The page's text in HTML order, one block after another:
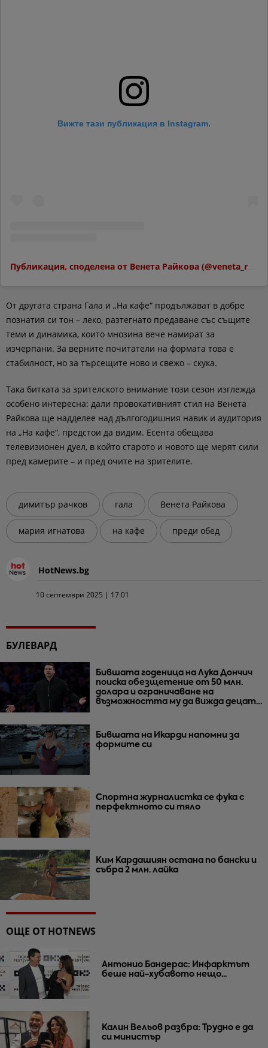
Вижте тази публикация в Instagram.
От другата страна Гала и „На кафе“ продължават в добре
познатия си тон – леко, разтегнато предаване със същите
теми и динамика, които мнозина вече намират за
изчерпани. За верните почитатели на формата това е
стабилност, но за търсещите ново и свежо – скука.
Така битката за зрителското внимание този сезон изглежда
особено интересна: дали провокативният стил на Венета
Райкова ще надделее над дългогодишния навик и аудитория
на „На кафе“, предстои да видим. Есента обещава
телевизионен дуел, в който старото и новото ще мерят сили
пред камерите – и пред очите на зрителите.
димитър рачков гала Венета Райкова
мария игнатова на кафе преди обед
HotNews.bg
10 септември 2025 | 17:01
БУЛЕВАРД
Бившата годеница на Лука Дончич
поиска обезщетение от 50 млн.
долара и ограничаване на
възможността му да вижда децата
Бившата на Икарди напомни за
формите си
Спортна журналистка се фука с
перфектното си тяло
Ким Кардашиян остана по бански и
събра 2 млн. лайка
ОЩЕ ОТ HOTNEWS
Антонио Бандерас: Инфарктът
беше най-хубавото нещо...
Калин Вельов разбра: Трудно е да
си министър